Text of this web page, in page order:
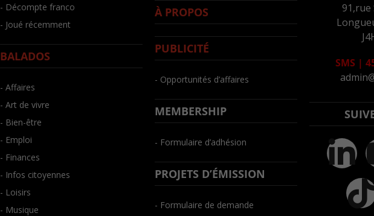
- Décompte franco
- Joué récemment
BALADOS
- Affaires
- Art de vivre
- Bien-être
- Emploi
- Finances
- Infos citoyennes
- Loisirs
- Musique
À PROPOS
PUBLICITÉ
- Opportunités d’affaires
MEMBERSHIP
- Formulaire d’adhésion
PROJETS D’ÉMISSION
- Formulaire de demande
91,rue
SMS |